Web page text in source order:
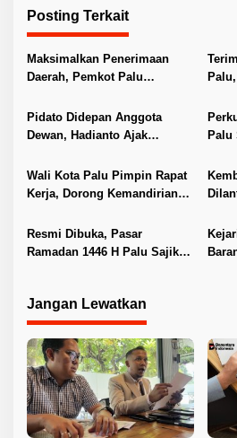
a
s
i
p
o
Posting Terkait
Maksimalkan Penerimaan
Daerah, Pemkot Palu
ke Camat
Pidato Didepan Anggota
Dewan, Hadianto Ajak
Palu
Wali Kota Palu Pimpin Rapat
Kerja, Dorong Kemandirian
Adat
Resmi Dibuka, Pasar
Ramadan 1446 H Palu Sajikan
Jangan Lewatkan